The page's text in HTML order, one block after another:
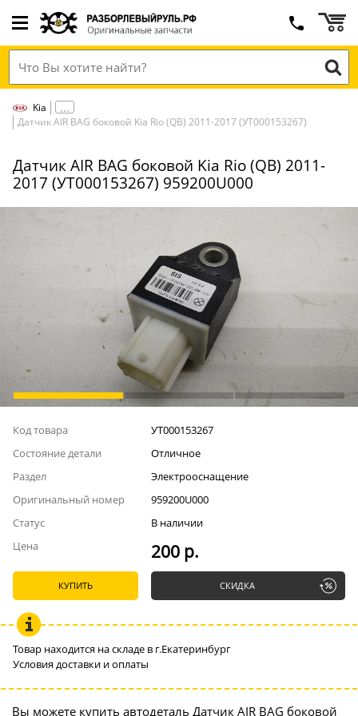
Kia
Датчик AIR BAG боковой Kia Rio (QB) 2011-2017 (УТ000153267)
Датчик AIR BAG боковой Kia Rio (QB) 2011-
2017 (УТ000153267) 959200U000
Код товара
УТ000153267
Состояние детали
Отличное
Раздел
Электрооснащение
Оригинальный номер
959200U000
Статус
В наличии
Цена
200 р.
КУПИТЬ СКИДКА
Товар находится на складе в г.Екатеринбург
Условия доставки и оплаты
Вы можете купить автодеталь Датчик AIR BAG боковой